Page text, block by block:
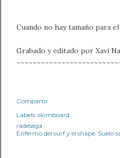
Cuando no hay tamaño para
Grabado y editado por Xavi
Compartir
Labels: skimboard
radesega
Enfermo del surf y el shape. Suelo